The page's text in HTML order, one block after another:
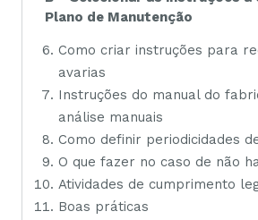
Plano de Manutenção
Como criar instruções para
avarias
Instruções do manual do
análise manuais
Como definir periodicidades
O que fazer no caso de não
Atividades de cumprimento
Boas práticas